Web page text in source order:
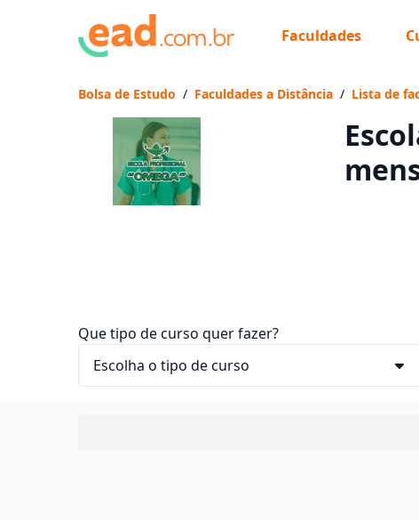
Faculdades
Bolsa de Estudo / Faculdades a Distância / Lista de
Que tipo de curso quer fazer?